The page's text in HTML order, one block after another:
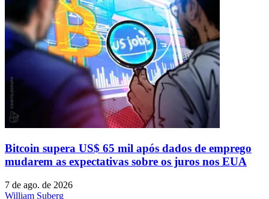
Bitcoin supera US$ 65 mil após dados de emprego
mudarem as expectativas sobre os juros nos EUA
7 de ago. de 2026
William Suberg